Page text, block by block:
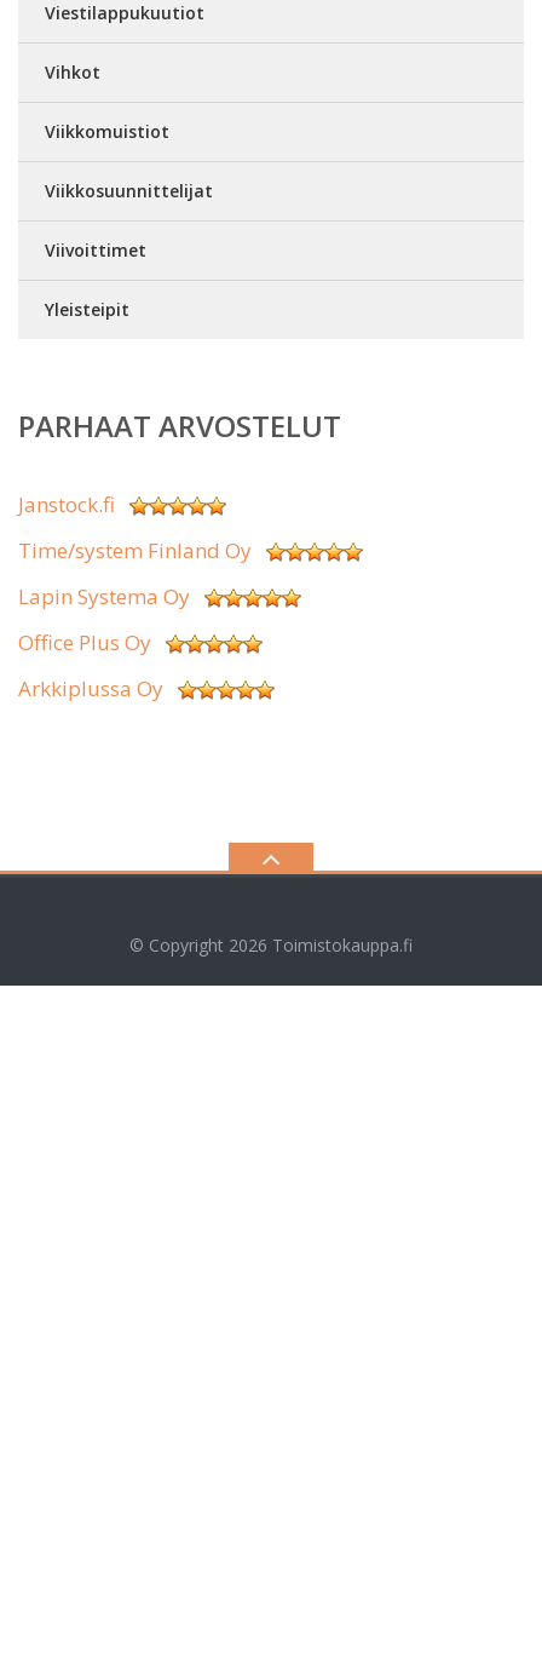
Viestilappukuutiot
Vihkot
Viikkomuistiot
Viikkosuunnittelijat
Viivoittimet
Yleisteipit
PARHAAT ARVOSTELUT
Janstock.fi
Time/system Finland Oy
Lapin Systema Oy
Office Plus Oy
Arkkiplussa Oy
© Copyright 2026 Toimistokauppa.fi